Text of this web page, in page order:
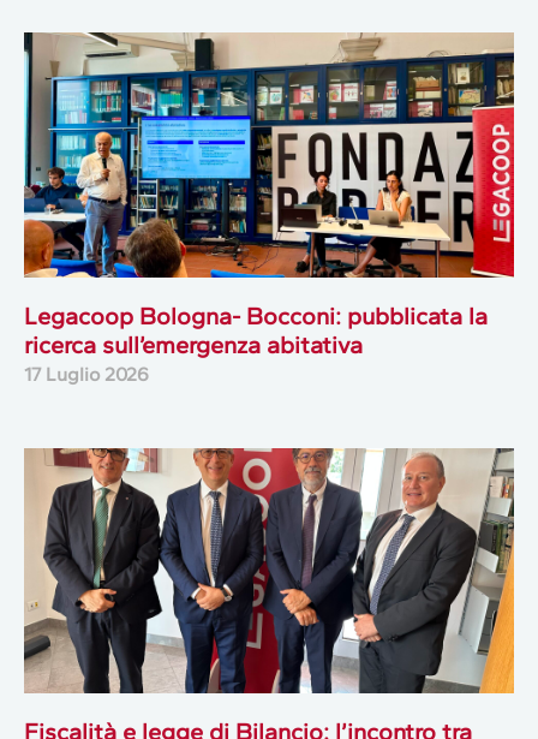
Legacoop Bologna- Bocconi: pubblicata la
ricerca sull’emergenza abitativa
17 Luglio 2026
Fiscalità e legge di Bilancio: l’incontro tra